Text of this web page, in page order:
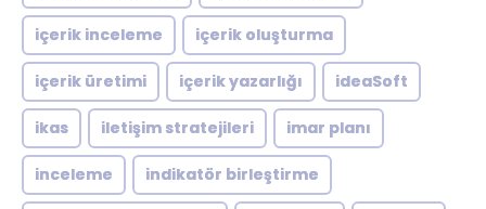
içerik inceleme içerik oluşturma
içerik üretimi içerik yazarlığı ideaSoft
ikas iletişim stratejileri imar planı
inceleme indikatör birleştirme